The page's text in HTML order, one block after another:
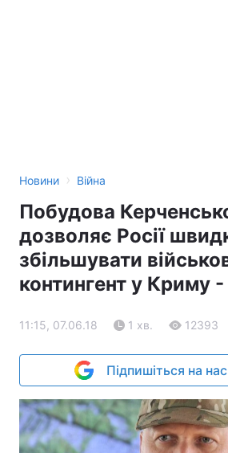
Новини › Війна
Побудова
дозволяє Росії
збільшувати
контингент у Криму
11:15, 07.06.18 1 хв. 12393
Підпишіться на